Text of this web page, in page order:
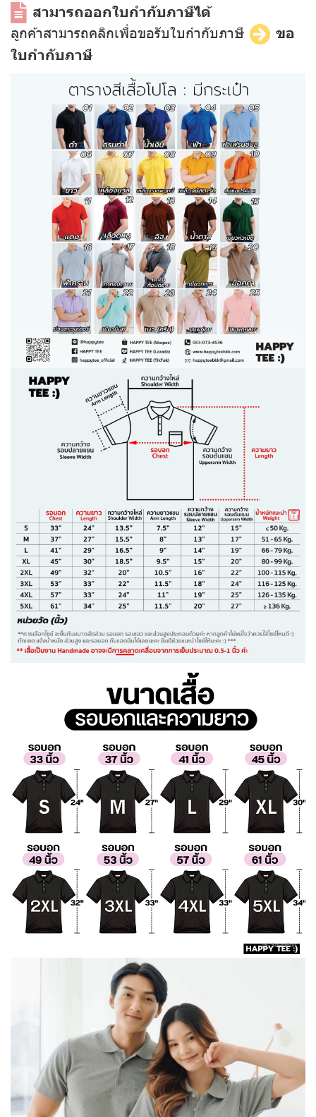
สามารถออกใบกำกับภาษีได้
ลูกค้าสามารถคลิกเพื่อขอรับใบกำกับภาษี
ขอ
ใบกำกับภาษี